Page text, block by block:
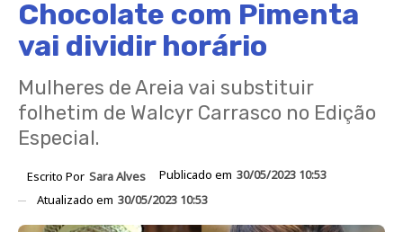
Chocolate com Pimenta
vai dividir horário
Mulheres de Areia vai substituir
folhetim de Walcyr Carrasco no Edição
Especial.
Escrito Por Sara Alves Publicado em 30/05/2023 10:53
Atualizado em 30/05/2023 10:53